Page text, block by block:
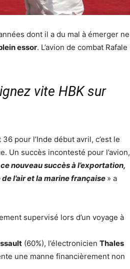
dont il a du mal à émerger ne
essor. L’avion de combat Rafale
vite HBK sur
36 pour l’Inde début avril, c’est le
Un succès incontesté pour l’avion,
nouveau succès à l’exportation,
l’air et la marine française » a
supervisé lors d’un voyage à
(60%), l’électronicien Thales
une manne financièrement non